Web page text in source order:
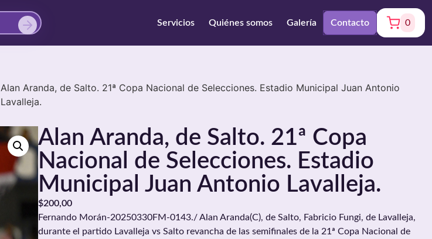
Servicios Quiénes somos Galería Contacto 0
Alan Aranda, de Salto. 21ª Copa Nacional de Selecciones. Estadio Municipal Juan Antonio
Lavalleja.
Alan Aranda, de Salto. 21ª Copa
Nacional de Selecciones. Estadio
Municipal Juan Antonio Lavalleja.
$200,00
Fernando Morán-20250330FM-0143./ Alan Aranda(C), de Salto, Fabricio Fungi, de Lavalleja,
durante el partido Lavalleja vs Salto revancha de las semifinales de la 21ª Copa Nacional de